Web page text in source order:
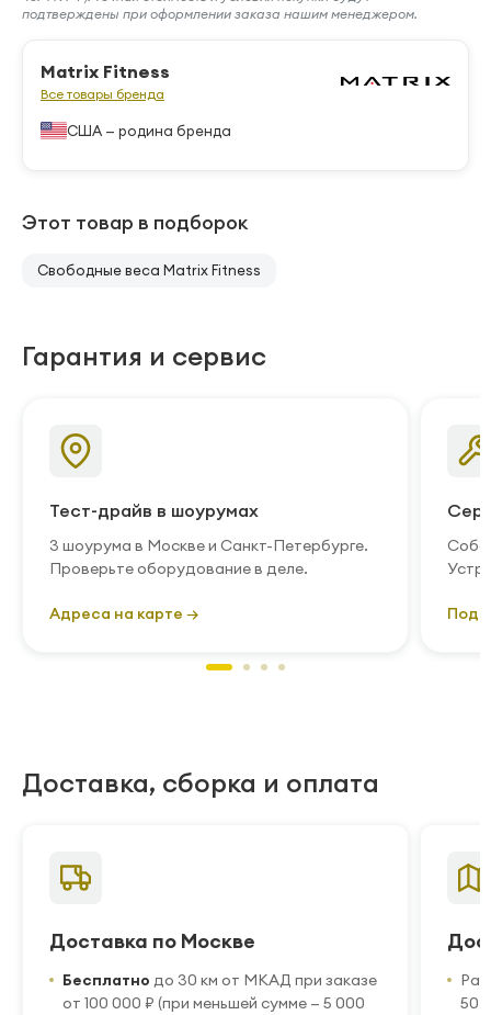
подтверждены при оформлении заказа нашим менеджером.
Matrix Fitness
Все товары бренда
США — родина бренда
Этот товар в подборок
Свободные веса Matrix Fitness
Гарантия и сервис
Тест-драйв в шоурумах
3 шоурума в Москве и Санкт-Петербурге.
Проверьте оборудование в деле.
Адреса на карте →
Доставка, сборка и оплата
Доставка по Москве
Бесплатно до 30 км от МКАД при заказе
от 100 000 ₽ (при меньшей сумме — 5 000
50